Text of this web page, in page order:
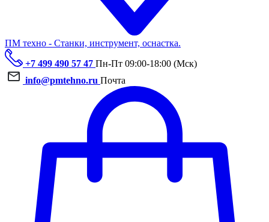
ПМ техно - Станки, инструмент, оснастка.
+7 499 490 57 47 Пн-Пт 09:00-18:00 (Мск)
info@pmtehno.ru Почта